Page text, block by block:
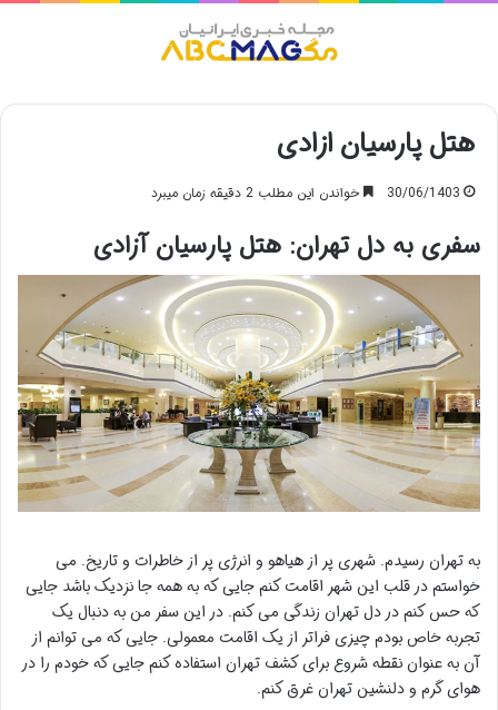
هتل پارسیان ازادی
30/06/1403 خواندن این مطلب 2 دقیقه زمان میبرد
سفری به دل تهران: هتل پارسیان آزادی
به تهران رسیدم. شهری پر از هیاهو و انرژی پر از خاطرات و تاریخ. می
خواستم در قلب این شهر اقامت کنم جایی که به همه جا نزدیک باشد جایی
که حس کنم در دل تهران زندگی می کنم. در این سفر من به دنبال یک
تجربه خاص بودم چیزی فراتر از یک اقامت معمولی. جایی که می توانم از
آن به عنوان نقطه شروع برای کشف تهران استفاده کنم جایی که خودم را در
هوای گرم و دلنشین تهران غرق کنم.